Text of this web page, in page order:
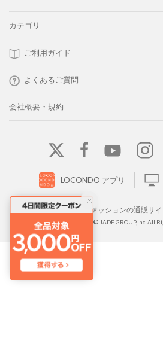
カテゴリ
ご利用ガイド
よくあるご質問
会社概要・規約
LOCONDO アプリ
靴とファッションの通販サ
Copyright © JADE GROUP,Inc. All